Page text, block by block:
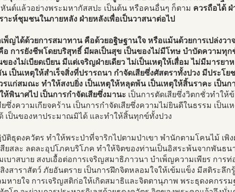
หันต์แล้วอย่างพระมหากัสสปะ เป็นต้น หรือคนอื่นๆ ก็ตาม ควรถือได้
าะห์ชุมชนในภายหลัง ฝ่ายหลังเพื่อเป็นวาสนาต่อไป
พ็ญได้ด้วยการสมาทาน คือด้วยอฐิษฐานใจ หรือแม้นด้วยการเปล่งว
อ การยังชีพโดยบริสุทธิ์ มีผลเป็นสุข เป็นของไม่มีโทษ บำบัดความทุก
องไม่เบียดเบียน มีแต่เจริญฝ่ายเดียว ไม่เป็นเหตุให้เสื่อม ไม่มีมารย
น เป็นเหตุให้สำเร็จสิ่งที่ปรารถนา กำจัดเสียซึ่งศัสตราทั้งปวง มีประโ
รแก่สมณะ ทำให้สงบยิ่ง เป็นเหตุให้หลุดพ้น เป็นเหตุให้สิ้นราคะ เป็นก
พินาศไป เป็นการกำจัดเสียซึ่งมานะ เป็นการตัดเสียซึ่งวิตกชั่วทำให้
ยซึ่งความเกียจคร้าน เป็นการกำจัดเสียซึ่งความไม่ยินดีในธรรม เป็น
เป็นของหาประมาณมิได้ และทำให้สิ้นทุกข์ทั้งปวง
ติธุดงควัตร ทำให้พระป่าที่จาริกไปตามป่าเขา พำนักตามโคนไม้ เพิ
สียสละ ลดละอุปโภคบริโภค ทำให้จิตของท่านเป็นอิสระพ้นจากพันธน
บาสบาย สงบเอื้อต่อการเจริญสมาธิภาวนา บำเพ็ญความเพียร การท่
งสาราสัตว์ ภัยอันตราย เป็นการฝึกจิตหลอมใจให้เข้มแข็ง มีสติระลึ
หายใจ การเจริญสติก่อให้เกิดสมาธิและจิตตานุภาพ พระธุดงคกรร